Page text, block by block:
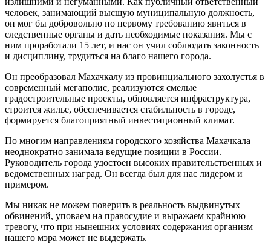
человек, занимающий высшую муниципальную должность,
он мог бы добровольно по первому требованию явиться в
следственные органы и дать необходимые показания. Мы с
ним проработали 15 лет, и нас он учил соблюдать законность
и дисциплину, трудиться на благо нашего города.
Он преобразовал Махачкалу из провинциального захолустья в
современный мегаполис, реализуются смелые
градостроительные проекты, обновляется инфраструктура,
строится жилье, обеспечивается стабильность в городе,
формируется благоприятный инвестиционный климат.
По многим направлениям городского хозяйства Махачкала
неоднократно занимала ведущие позиции в России.
Руководитель города удостоен высоких правительственных и
ведомственных наград. Он всегда был для нас лидером и
примером.
Мы никак не можем поверить в реальность выдвинутых
обвинений, уповаем на правосудие и выражаем крайнюю
тревогу, что при нынешних условиях содержания организм
нашего мэра может не выдержать.